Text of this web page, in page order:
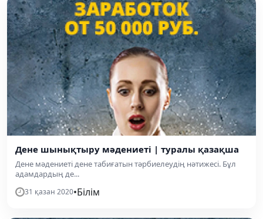
Дене шынықтыру мәдениеті | туралы қазақша
Дене мәдениеті дене табиғатын тәрбиелеудің нәтижесі. Бұл
адамдардың де...
31 қазан 2020•Білім